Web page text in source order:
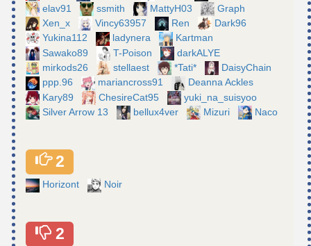
elav91
ssmith MattyH03
Graph
Xen_x
Vincy63957 Ren
Dark96
Yukina112
ladynera
Kartman
Sawako89
T-Poison
darkALYE
mirkods26
stellaest *Tati*
DaisyChain
ppp.96
mariancross91
Deanna Ackles
Kary89
ChesireCat95
yuki_na_suisyoo
Silver Arrow 13
bellux4ver Mizuri Naco
2
Horizont Noir
2